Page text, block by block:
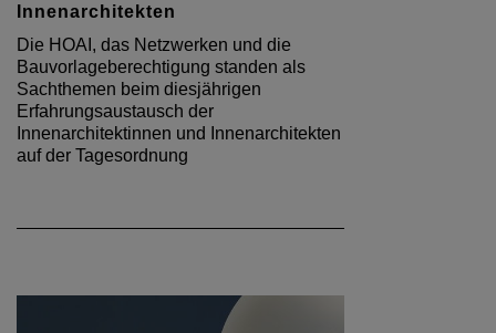
Innenarchitekten
Die HOAI, das Netzwerken und die
Bauvorlageberechtigung standen als
Sachthemen beim diesjährigen
Erfahrungsaustausch der
Innenarchitektinnen und Innenarchitekten
auf der Tagesordnung